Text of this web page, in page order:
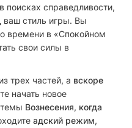
поисках справедливости,
ваш стиль игры. Вы
времени в «Спокойном
свои силы в
трех частей, а вскоре
начать новое
Вознесения, когда
адский режим,